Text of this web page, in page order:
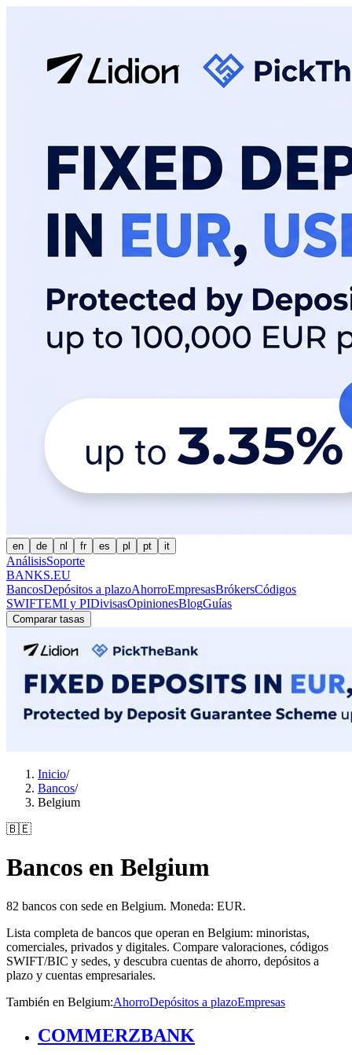
en de nl fr es pl pt it
AnálisisSoporte
BANKS.EU
BancosDepósitos a plazoAhorroEmpresasBrókersCódigos
SWIFTEMI y PIDivisasOpinionesBlogGuías
Comparar tasas
Inicio/
Bancos/
Belgium
🇧🇪
Bancos en Belgium
82 bancos con sede en Belgium. Moneda: EUR.
Lista completa de bancos que operan en Belgium: minoristas,
comerciales, privados y digitales. Compare valoraciones, códigos
SWIFT/BIC y sedes, y descubra cuentas de ahorro, depósitos a
plazo y cuentas empresariales.
También en Belgium:AhorroDepósitos a plazoEmpresas
COMMERZBANK